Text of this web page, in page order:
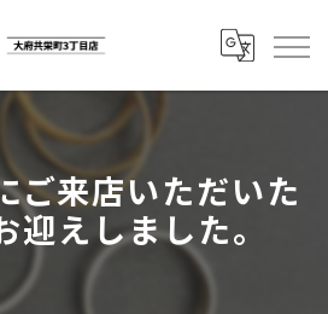
ご来店いただいた
迎えしました。